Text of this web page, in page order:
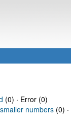
(0) · Error (0)
numbers (0) ·